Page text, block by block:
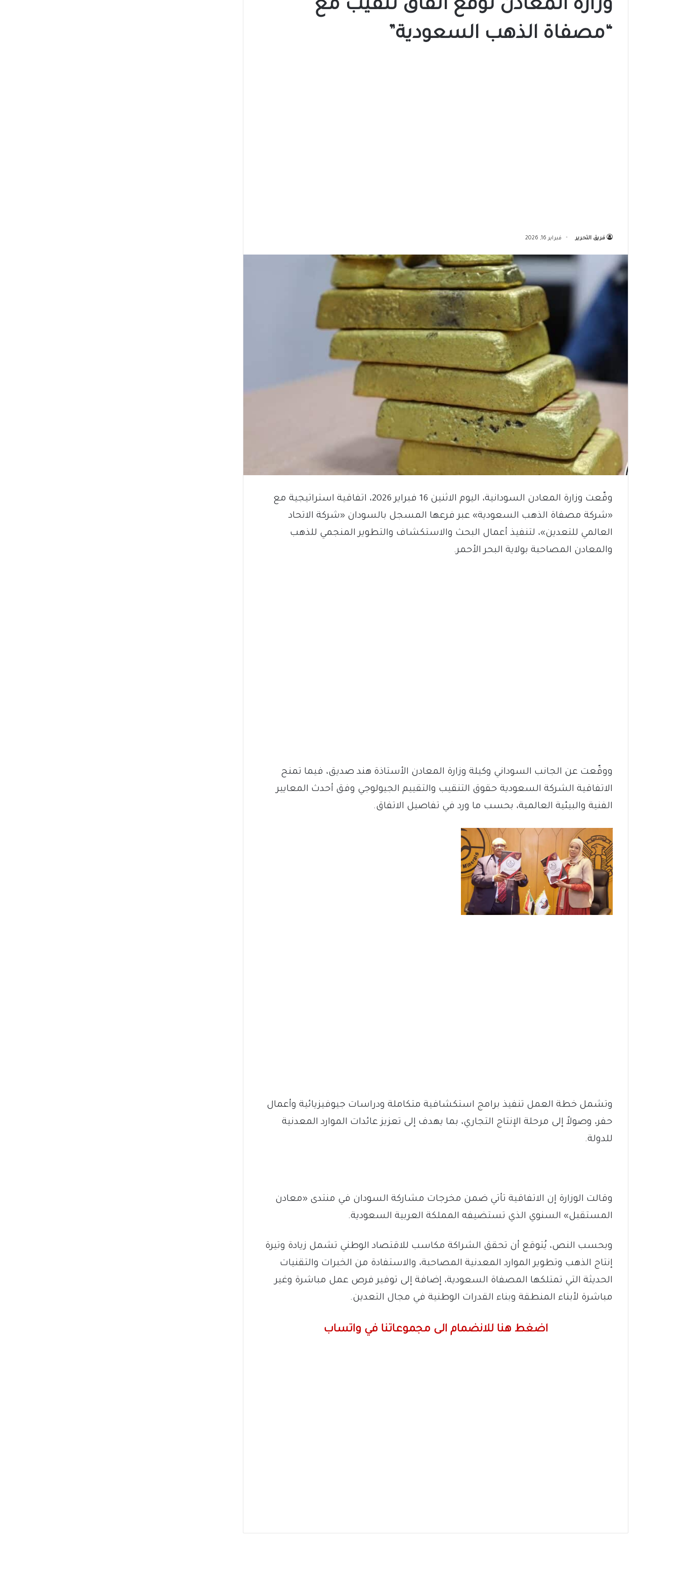
وزارة المعادن توقع اتفاق تنقيب مع
“مصفاة الذهب السعودية”
فريق التحرير فبراير 16, 2026
وقّعت وزارة المعادن السودانية، اليوم الاثنين 16 فبراير 2026، اتفاقية استراتيجية مع
«شركة مصفاة الذهب السعودية» عبر فرعها المسجل بالسودان «شركة الاتحاد
العالمي للتعدين»، لتنفيذ أعمال البحث والاستكشاف والتطوير المنجمي للذهب
والمعادن المصاحبة بولاية البحر الأحمر.
ووقّعت عن الجانب السوداني وكيلة وزارة المعادن الأستاذة هند صديق، فيما تمنح
الاتفاقية الشركة السعودية حقوق التنقيب والتقييم الجيولوجي وفق أحدث المعايير
الفنية والبيئية العالمية، بحسب ما ورد في تفاصيل الاتفاق.
وتشمل خطة العمل تنفيذ برامج استكشافية متكاملة ودراسات جيوفيزيائية وأعمال
حفر، وصولاً إلى مرحلة الإنتاج التجاري، بما يهدف إلى تعزيز عائدات الموارد المعدنية
للدولة.
وقالت الوزارة إن الاتفاقية تأتي ضمن مخرجات مشاركة السودان في منتدى «معادن
المستقبل» السنوي الذي تستضيفه المملكة العربية السعودية.
وبحسب النص، يُتوقع أن تحقق الشراكة مكاسب للاقتصاد الوطني تشمل زيادة وتيرة
إنتاج الذهب وتطوير الموارد المعدنية المصاحبة، والاستفادة من الخبرات والتقنيات
الحديثة التي تمتلكها المصفاة السعودية، إضافة إلى توفير فرص عمل مباشرة وغير
مباشرة لأبناء المنطقة وبناء القدرات الوطنية في مجال التعدين.
اضغط هنا للانضمام الى مجموعاتنا في واتساب